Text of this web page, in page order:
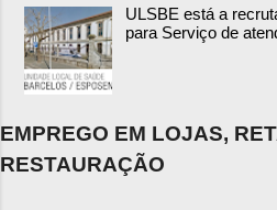
ULSBE está a
para Serviço de
EMPREGO EM LOJAS,
RESTAURAÇÃO